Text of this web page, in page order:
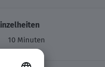
10 Minuten